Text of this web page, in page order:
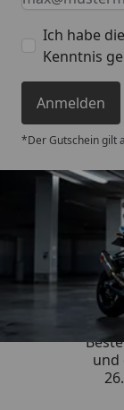
Ich habe die
Kenntnis
Anmelden
*Der Gutschein gilt
und